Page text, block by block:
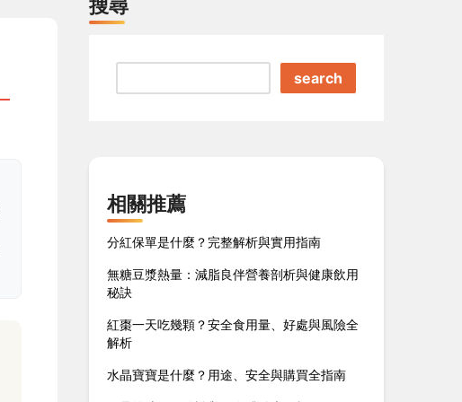
搜尋
search
相關推薦
分紅保單是什麼？完整解析與實用指南
無糖豆漿熱量：減脂良伴營養剖析與健康飲用
秘訣
紅棗一天吃幾顆？安全食用量、好處與風險全
解析
水晶寶寶是什麼？用途、安全與購買全指南